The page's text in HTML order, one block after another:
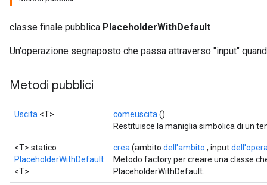
classe finale pubblica PlaceholderWithDefault
Un'operazione segnaposto che passa attraverso "input"
Metodi pubblici
Uscita <T> comeuscita ()
Restituisce la maniglia simbolica di un
<T> statico
PlaceholderWithDefault
<T>
crea (ambito dell'ambito , input
Metodo factory per creare una classe
PlaceholderWithDefault.